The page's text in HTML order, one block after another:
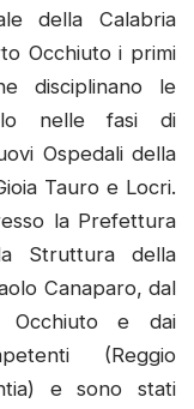
della Calabria
Occhiuto i primi
disciplinano le
nelle fasi di
Ospedali della
Tauro e Locri.
la Prefettura
Struttura della
Canaparo, dal
Occhiuto e dai
(Reggio
e sono stati